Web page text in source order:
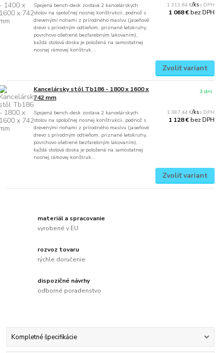
Spojená bench-desk zostava 2 kancelárskych
stolov na spoločnej nosnej konštrukcii, podnož s
drevenými nohami z prírodného masívu (jaseňové
drevo s prírodným odtieňom, priznané letokruhy,
povrchovo ošetrené bezfarebným lakovaním),
každá stolová doska je položená na samostatnej
nosnej rámovej konštruk...
1 313,64 €/ks
1 068 €bez DPH
Zvoliť variant
Kancelársky stôl Tb186 - 1800 x 1600 x
742 mm
Spojená bench-desk zostava 2 kancelárskych
stolov na spoločnej nosnej konštrukcii, podnož s
drevenými nohami z prírodného masívu (jaseňové
drevo s prírodným odtieňom, priznané letokruhy,
povrchovo ošetrené bezfarebným lakovaním),
každá stolová doska je položená na samostatnej
nosnej rámovej konštruk...
1 387,44 €/ks
1 128 €bez DPH
3 dni
Zvoliť variant
materiál a spracovanie
vyrobené v EU
rozvoz tovaru
rýchle doručenie
dispozičné návrhy
odborné poradenstvo
Kompletné špecifikácie